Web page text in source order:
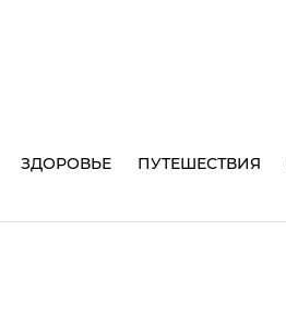
ЗДОРОВЬЕ ПУТЕШЕСТВИЯ